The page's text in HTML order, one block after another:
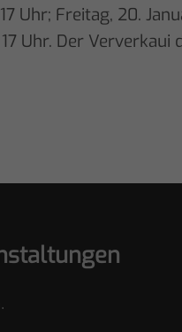
Uhr; Freitag, 20.
Uhr. Der